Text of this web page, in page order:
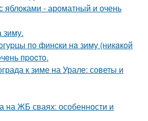
яблоками - ароматный и очень
зиму.
пo финcки нa зиму (никaкoй
пpocтo.
к зиме на Урале: советы и
на ЖБ сваях: особенности и